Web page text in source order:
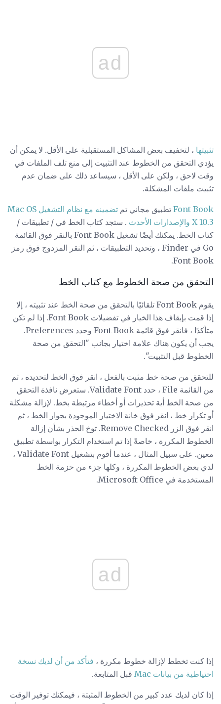
ad
تثبيتها ، لتخفيف بعض المشاكل المستقبلية على الأقل. لا يمكن أن
يؤدي التحقق من الخطوط عند التثبيت إلى منع تلف الملفات في
وقت لاحق ، ولكن على الأقل ، سيساعد ذلك على ضمان عدم
تثبيت ملفات المشكلة.
Font Book تطبيق مجاني تم
تضمينه مع نظام التشغيل Mac OS
X 10.3 والإصدارات الأحدث
. ستجد كتاب الخط في / تطبيقات /
كتاب الخط. يمكنك أيضًا تشغيل Font Book بالنقر فوق القائمة
Go في Finder ، وتحديد التطبيقات ، ثم النقر المزدوج فوق رمز
Font Book.
التحقق من صحة الخطوط مع كتاب الخط
يقوم Font Book تلقائيًا بالتحقق من صحة الخط عند تثبيته ، إلا
إذا قمت بإيقاف هذا الخيار في تفضيلات Font Book. إذا لم تكن
متأكدًا ، فانقر فوق قائمة Font Book وحدد Preferences.
يجب أن يكون هناك علامة اختيار بجانب "التحقق من صحة
الخطوط قبل التثبيت".
للتحقق من صحة خط مثبت بالفعل ، انقر فوق الخط لتحديده ، ثم
من القائمة File ، حدد Validate Font. ستعرض نافذة التحقق
من صحة الخط أية تحذيرات أو أخطاء مرتبطة بخط. لإزالة مشكلة
أو تكرار خط ، انقر فوق خانة الاختيار الموجودة بجوار الخط ، ثم
انقر فوق الزر Remove Checked. توخ الحذر بشأن إزالة
الخطوط المكررة ، خاصةً إذا تم استخدام التكرار بواسطة تطبيق
معين. على سبيل المثال ، عندما أقوم بتشغيل Validate Font ،
لدي بعض الخطوط المكررة ، وكلها جزء من حزمة الخط
المستخدمة في Microsoft Office.
ad
إذا كنت تخطط لإزالة خطوط مكررة ، فتأكد من أن لديك نسخة
احتياطية من بيانات Mac
قبل المتابعة.
إذا كان لديك عدد كبير من الخطوط المثبتة ، فيمكنك توفير الوقت